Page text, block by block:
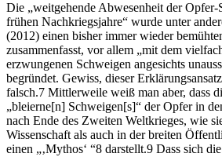
Die „weitgehende Abwesenheit der
frühen Nachkriegsjahre“ wurde unter
(2012) einen bisher immer wieder
zusammenfasst, vor allem „mit dem
erzwungenen Schweigen angesichts
begründet. Gewiss, dieser
falsch.7 Mittlerweile weiß man aber, dass
„bleierne[n] Schweigen[s]“ derOpfer in
nach Ende des Zweiten Weltkrieges, wie
Wissenschaft als auch in der breiten
einen „‚Mythos‘ “8 darstellt.9 Dass sich